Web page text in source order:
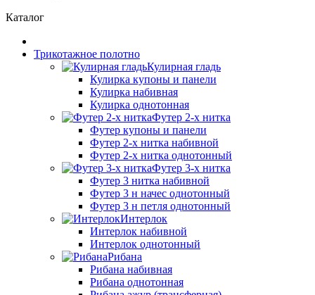
Каталог
Трикотажное полотно
Кулирная гладь
Кулирка купоны и панели
Кулирка набивная
Кулирка однотонная
Футер 2-х нитка
Футер купоны и панели
Футер 2-х нитка набивной
Футер 2-х нитка однотонный
Футер 3-х нитка
Футер 3 нитка набивной
Футер 3 н начес однотонный
Футер 3 н петля однотонный
Интерлок
Интерлок набивной
Интерлок однотонный
Рибана
Рибана набивная
Рибана однотонная